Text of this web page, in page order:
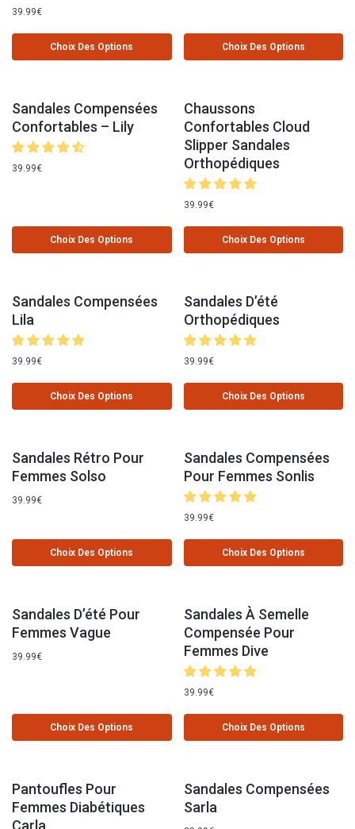
39.99€
Choix Des Options Choix Des Options
Sandales Compensées
Confortables – Lily
39.99€
Choix Des Options
Chaussons
Confortables Cloud
Slipper Sandales
Orthopédiques
39.99€
Choix Des Options
Sandales Compensées
Lila
39.99€
Choix Des Options
Sandales D’été
Orthopédiques
39.99€
Choix Des Options
Sandales Rétro Pour
Femmes Solso
39.99€
Choix Des Options
Sandales Compensées
Pour Femmes Sonlis
39.99€
Choix Des Options
Sandales D’été Pour
Femmes Vague
39.99€
Choix Des Options
Sandales À Semelle
Compensée Pour
Femmes Dive
39.99€
Choix Des Options
Pantoufles Pour
Femmes Diabétiques
Carla
Sandales Compensées
Sarla